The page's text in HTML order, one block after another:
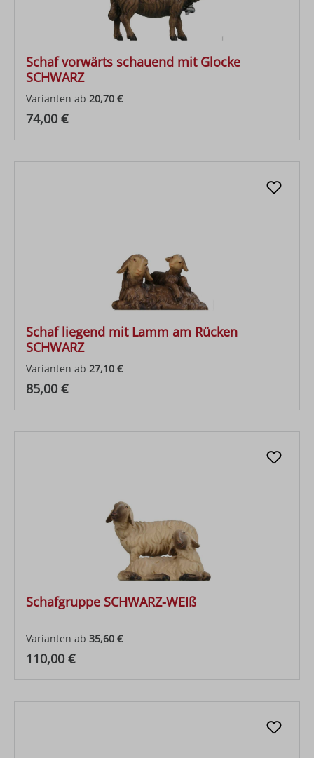
Schaf vorwärts schauend mit Glocke
SCHWARZ
Varianten ab 20,70 €
Regulärer Preis:
74,00 €
Schaf liegend mit Lamm am Rücken
SCHWARZ
Varianten ab 27,10 €
Regulärer Preis:
85,00 €
Schafgruppe SCHWARZ-WEIß
Varianten ab 35,60 €
Regulärer Preis:
110,00 €